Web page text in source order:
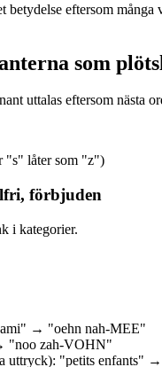
betydelse eftersom
som
uttalas eftersom nästa
"s" låter som "z")
förbjuden
i kategorier.
ami" → "oehn nah-MEE"
"noo zah-VOHN"
uttryck): "petits enfants"